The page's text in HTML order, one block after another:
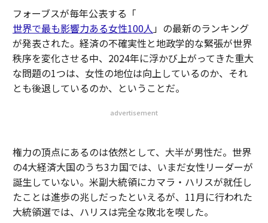
フォーブスが毎年公表する「
世界で最も影響力ある女性100人」の最新のランキング
が発表された。経済の不確実性と地政学的な緊張が世界
秩序を変化させる中、2024年に浮かび上がってきた重大
な問題の1つは、女性の地位は向上しているのか、それ
とも後退しているのか、ということだ。
advertisement
権力の頂点にあるのは依然として、大半が男性だ。世界
の4大経済大国のうち3カ国では、いまだ女性リーダーが
誕生していない。米副大統領にカマラ・ハリスが就任し
たことは進歩の兆しだったといえるが、11月に行われた
大統領選では、ハリスは完全な敗北を喫した。